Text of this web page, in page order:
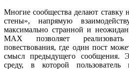
Многие сообщества делают ставку
стены», напрямую
максимально странной и
MAX позволяет
повествования, где один пост
смысл предыдущего сообщения.
среду, в которой пользователь